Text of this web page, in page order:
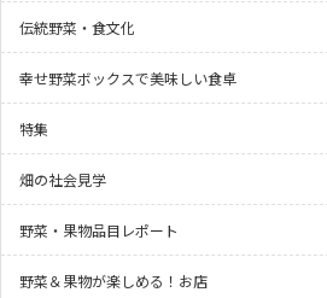
伝統野菜・食文化
幸せ野菜ボックスで美味しい食卓
特集
畑の社会見学
野菜・果物品目レポート
野菜＆果物が楽しめる！お店